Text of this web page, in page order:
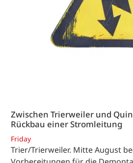
Zwischen Trierweiler und
Rückbau einer Stromleitung
Friday
Trier/Trierweiler. Mitte August